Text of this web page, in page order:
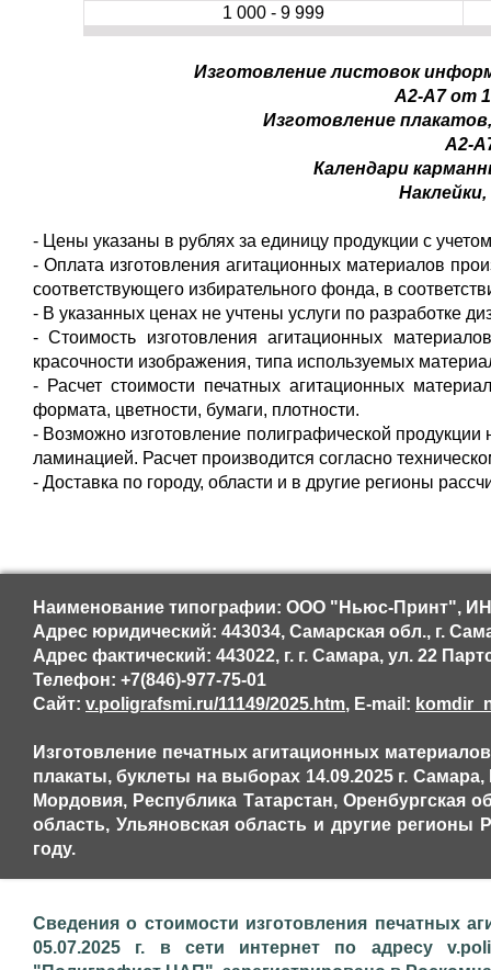
1 000 - 9 999
Изготовление листовок
А2-А7 от
Изготовление
А2-
Календари
- Цены указаны в рублях за единицу продукции с
- Оплата изготовления агитационных материалов
соответствующего избирательного фонда, в
- В указанных ценах не учтены услуги по разработке
- Стоимость изготовления агитационных
красочности изображения, типа используемых
- Расчет стоимости печатных агитационных
формата, цветности, бумаги, плотности.
- Возможно изготовление полиграфической
ламинацией. Расчет производится согласно
- Доставка по городу, области и в другие регионы
Наименование типографии: ООО "Ньюс-Принт",
Адрес юридический: 443034, Самарская обл., г.
Адрес фактический: 443022, г. г. Самара, ул. 22
Телефон: +7(846)-977-75-01
Сайт: v.poligrafsmi.ru/11149/2025.htm, E-mail:
Изготовление печатных агитационных
плакаты, буклеты на выборах 14.09.2025 г.
Мордовия, Республика Татарстан, Оренбургская
область, Ульяновская область и другие
году.
Сведения о стоимости изготовления печатных
05.07.2025 г. в сети интернет по адресу